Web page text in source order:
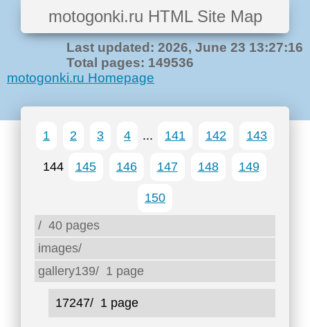
motogonki.ru HTML Site Map
Last updated: 2026, June 23 13:27:16
Total pages: 149536
motogonki.ru Homepage
1 2 3 4 ... 141 142 143
144 145 146 147 148 149
150
/ 40 pages
images/
gallery139/ 1 page
17247/ 1 page